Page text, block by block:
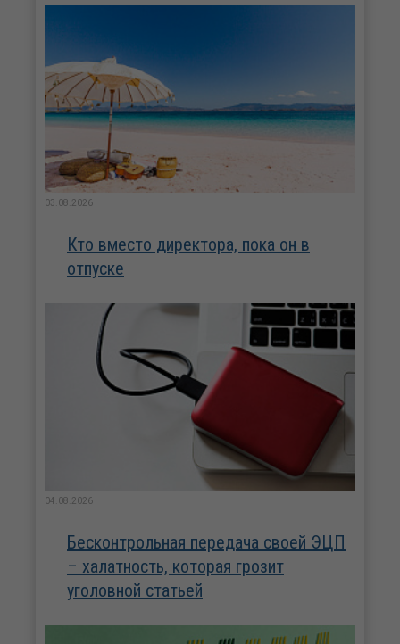
03.08.2026
Кто вместо директора, пока он в
отпуске
04.08.2026
Бесконтрольная передача своей ЭЦП
– халатность, которая грозит
уголовной статьей